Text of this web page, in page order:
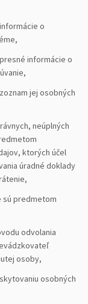
o
informácie o
jej osobných
neúplných
ktorých účel
úradné doklady
sú predmetom
odvolania
osoby,
osobných